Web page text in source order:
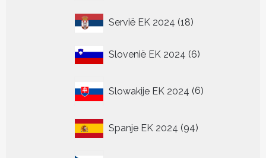
Servië EK 2024 1818
Slovenië EK 2024 66
Slowakije EK 2024 6
producten
Spanje EK 2024 9494